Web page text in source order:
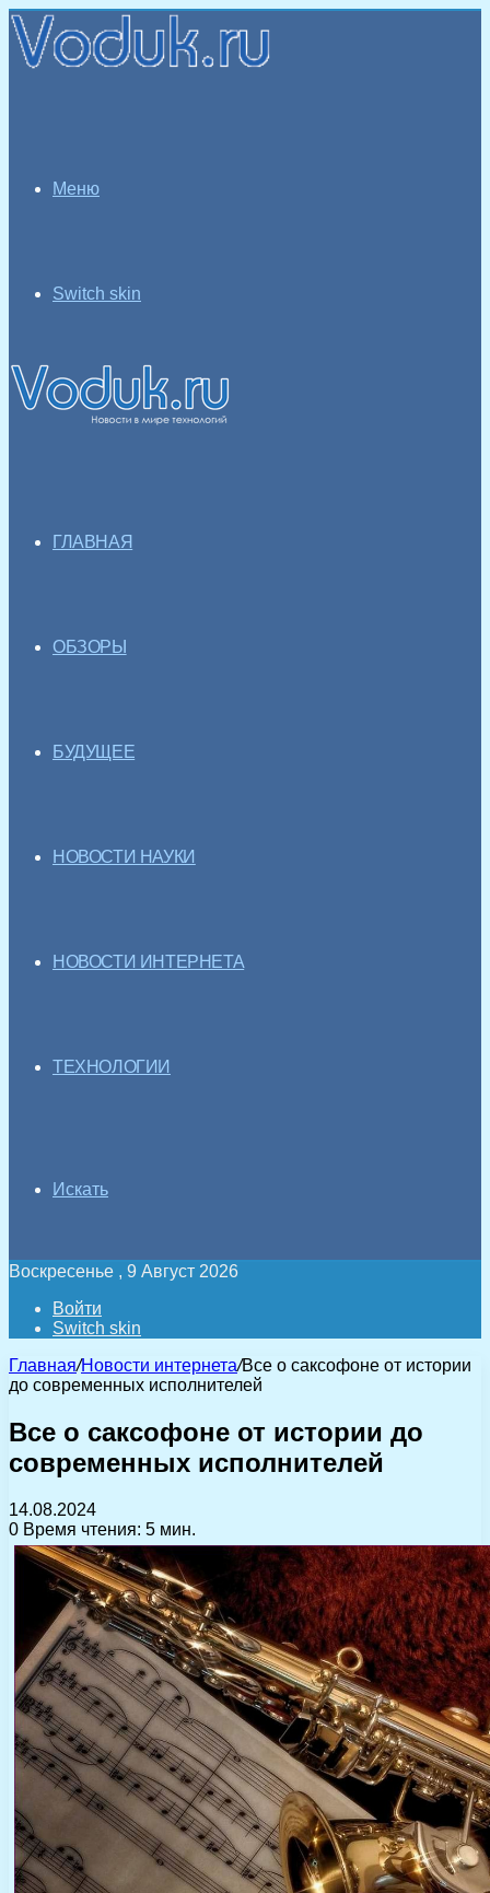
Меню
Switch skin
ГЛАВНАЯ
ОБЗОРЫ
БУДУЩЕЕ
НОВОСТИ НАУКИ
НОВОСТИ ИНТЕРНЕТА
ТЕХНОЛОГИИ
Искать
Воскресенье , 9 Август 2026
Войти
Switch skin
Главная/Новости интернета/Все о саксофоне от истории
до современных исполнителей
Все о саксофоне от истории до
современных исполнителей
14.08.2024
0 Время чтения: 5 мин.